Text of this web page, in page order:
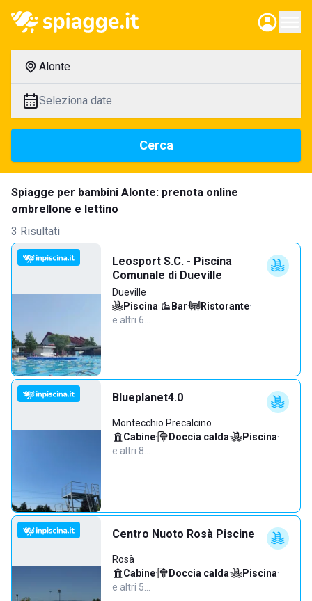
Alonte
Seleziona date
Cerca
Spiagge per bambini Alonte: prenota online
ombrellone e lettino
3 Risultati
Leosport S.C. - Piscina
Comunale di Dueville
Dueville
Piscina· Bar· Ristorante·
e altri 6…
Blueplanet4.0
Montecchio Precalcino
Cabine· Doccia calda· Piscina·
e altri 8…
Centro Nuoto Rosà Piscine
Rosà
Cabine· Doccia calda· Piscina·
e altri 5…